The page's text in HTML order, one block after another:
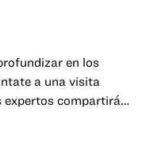
en los
a una visita
expertos compartirán
del OMCA.